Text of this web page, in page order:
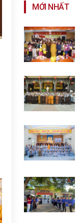
MỚI NHẤT